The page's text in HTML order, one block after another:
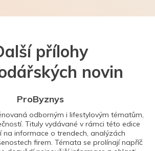
přílohy
novin
ProByznys
odborným i lifestylovým tématům,
Tituly vydávané v rámci této edice
na informace o trendech, analýzách
firem. Témata se prolínají napříč